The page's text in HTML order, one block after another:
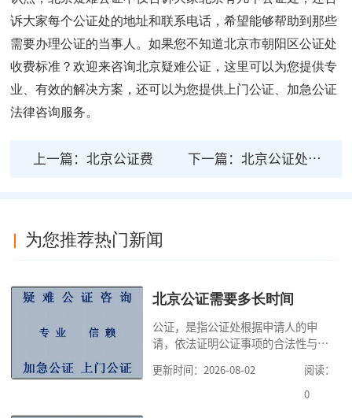
诉大家每个公证处的地址和联系电话，希望能够帮助到那些
需要办理公证的当事人。如果您不知道北京市朝阳区公证处
收费标准 ？欢迎来咨询北京疑难公证，这里可以为您提供专
业、有效的解决方案，还可以为您提供上门公证、加急公证
法律咨询服务。
上一篇：北京公证费 下一篇： 北京公证处线上公证
为您推荐热门新闻
北京公证需要多长时间
公证，是指公证处根据申请人的申
请，依法证明公证事项的合法性与真
高公证事项的效力，固定证据，但是
很多人不知道在北京办理公证需要多
更新时间：2026-08-02
阅读：
0